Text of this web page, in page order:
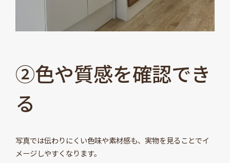
②色や質感を確認でき
る
写真では伝わりにくい色味や素材感も、実物を見ることでイ
メージしやすくなります。